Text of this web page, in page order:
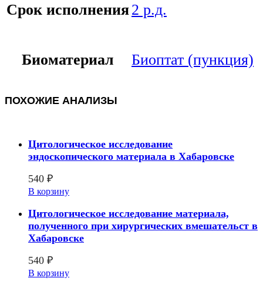
Срок исполнения2 р.д.
Биоматериал Биоптат (пункция)
ПОХОЖИЕ АНАЛИЗЫ
Цитологическое исследование
эндоскопического материала в Хабаровске
540 ₽
В корзину
Цитологическое исследование материала,
полученного при хирургических вмешательст в
Хабаровске
540 ₽
В корзину